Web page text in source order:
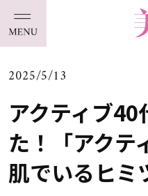
2025/5/13
アクティブ
た！「アクテ
肌でいるヒミ